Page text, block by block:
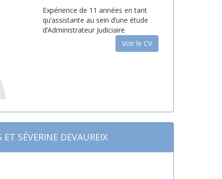
Expérience de 11 années en tant
qu’assistante au sein d’une étude
d’Administrateur Judiciaire
Voir le CV
SÉVERINE DEVAUREIX